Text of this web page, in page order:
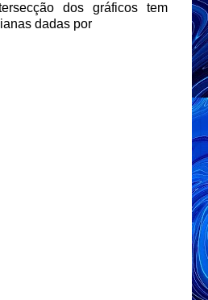
dos gráficos tem
dadas por